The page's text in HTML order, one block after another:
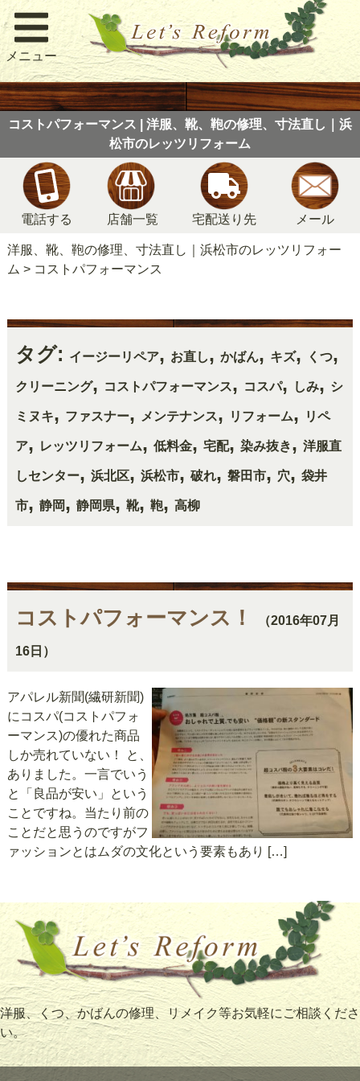
メニュー
コストパフォーマンス | 洋服、靴、鞄の修理、寸法直し｜浜
松市のレッツリフォーム
電話する 店舗一覧 宅配送り先 メール
洋服、靴、鞄の修理、寸法直し｜浜松市のレッツリフォー
ム > コストパフォーマンス
タグ: イージーリペア, お直し, かばん, キズ, くつ,
クリーニング, コストパフォーマンス, コスパ, しみ, シ
ミヌキ, ファスナー, メンテナンス, リフォーム, リペ
ア, レッツリフォーム, 低料金, 宅配, 染み抜き, 洋服直
しセンター, 浜北区, 浜松市, 破れ, 磐田市, 穴, 袋井
市, 静岡, 静岡県, 靴, 鞄, 高柳
コストパフォーマンス！ （2016年07月
16日）
アパレル新聞(繊研新聞)
にコスパ(コストパフォ
ーマンス)の優れた商品
しか売れていない！ と、
ありました。一言でいう
と「良品が安い」という
ことですね。当たり前の
ことだと思うのですがフ
ァッションとはムダの文化という要素もあり […]
洋服、くつ、かばんの修理、リメイク等お気軽にご相談くださ
い。